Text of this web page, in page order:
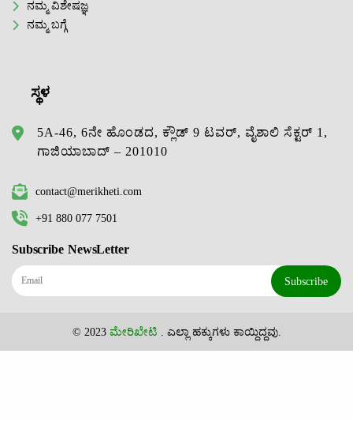
ನಮ್ಮ ವಿಶೇಷಜ್ಞ
ನಮ್ಮ ಬಗ್ಗೆ
ಸ್ಥಳ
5A-46, 6ನೇ ಹೊಂಡದ, ಕ್ಲೌಡ್ 9 ಟವರ್, ವೈಶಾಲಿ ಸೆಕ್ಟರ್ 1,
ಗಾಜಿಯಾಬಾದ್ – 201010
contact@merikheti.com
+91 880 077 7501
Subscribe NewsLetter
Subscribe
© 2023 ಮೇರಿಖೇಟಿ . ಎಲ್ಲಾ ಹಕ್ಕುಗಳು ಕಾಯ್ದಿದ್ದವು.